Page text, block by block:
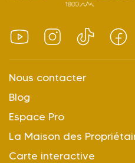
Nous contacter
Blog
Espace Pro
La Maison des
Carte interactive